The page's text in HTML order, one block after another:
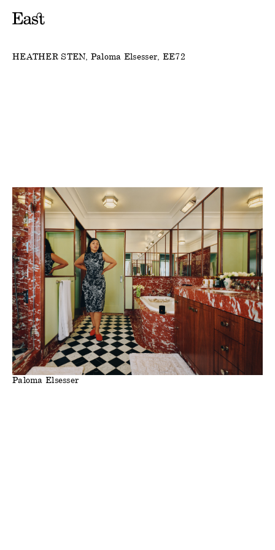
HEATHER STEN Paloma Elsesser EE72
Paloma Elsesser